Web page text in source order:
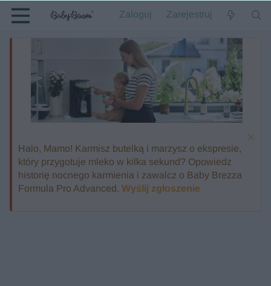
Zaloguj Zarejestruj
Halo, Mamo! Karmisz butelką i marzysz o ekspresie,
który przygotuje mleko w kilka sekund? Opowiedz
historię nocnego karmienia i zawalcz o Baby Brezza
Formula Pro Advanced. Wyślij zgłoszenie